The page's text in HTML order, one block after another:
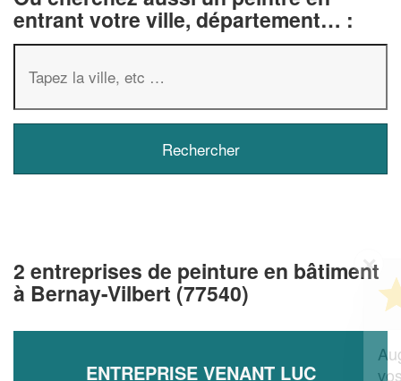
entrant votre ville, département… :
2 entreprises de peinture en bâtiment
à Bernay-Vilbert (77540)
ENTREPRISE VENANT LUC
✕
Vous êtes un
professionnel ?
et
vosmargestout en gagnant de